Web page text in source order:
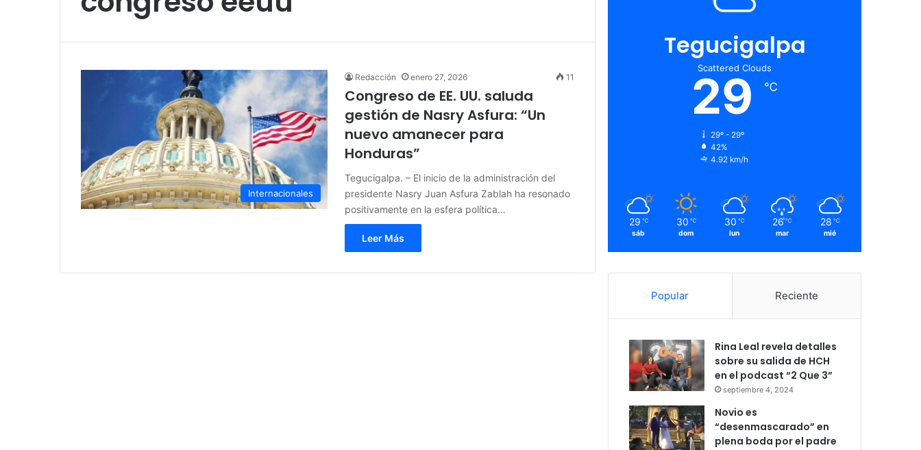
Internacionales
Redacción enero 27, 2026 11
Congreso de EE. UU. saluda
gestión de Nasry Asfura: “Un
nuevo amanecer para
Honduras”
Tegucigalpa. – El inicio de la administración del
presidente Nasry Juan Asfura Zablah ha resonado
positivamente en la esfera política…
Leer Más
Tegucigalpa
Scattered Clouds
29 ℃
29º - 29º
42%
4.92 km/h
29 ℃
sáb
30 ℃
dom
30 ℃
lun
26 ℃
mar
28 ℃
mié
Popular Reciente
Rina Leal revela detalles
sobre su salida de HCH
en el podcast “2 Que 3”
septiembre 4, 2024
Novio es
“desenmascarado” en
plena boda por el padre